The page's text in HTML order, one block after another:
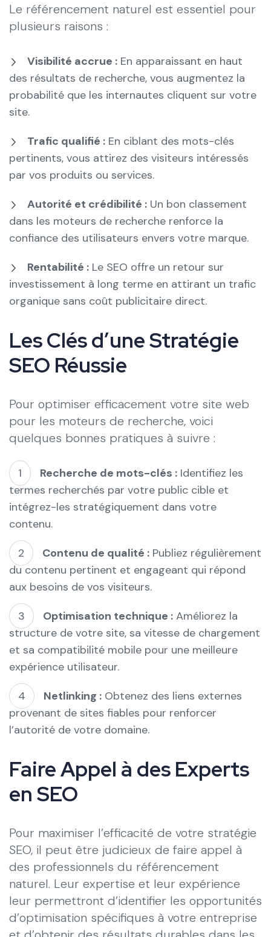
Le référencement naturel est essentiel pour
plusieurs raisons :
Visibilité accrue : En apparaissant en haut
des résultats de recherche, vous augmentez la
probabilité que les internautes cliquent sur votre
site.
Trafic qualifié : En ciblant des mots-clés
pertinents, vous attirez des visiteurs intéressés
par vos produits ou services.
Autorité et crédibilité : Un bon classement
dans les moteurs de recherche renforce la
confiance des utilisateurs envers votre marque.
Rentabilité : Le SEO offre un retour sur
investissement à long terme en attirant un trafic
organique sans coût publicitaire direct.
Les Clés d’une Stratégie
SEO Réussie
Pour optimiser efficacement votre site web
pour les moteurs de recherche, voici
quelques bonnes pratiques à suivre :
Recherche de mots-clés : Identifiez les
termes recherchés par votre public cible et
intégrez-les stratégiquement dans votre
contenu.
Contenu de qualité : Publiez régulièrement
du contenu pertinent et engageant qui répond
aux besoins de vos visiteurs.
Optimisation technique : Améliorez la
structure de votre site, sa vitesse de chargement
et sa compatibilité mobile pour une meilleure
expérience utilisateur.
Netlinking : Obtenez des liens externes
provenant de sites fiables pour renforcer
l’autorité de votre domaine.
Faire Appel à des Experts
en SEO
Pour maximiser l’efficacité de votre stratégie
SEO, il peut être judicieux de faire appel à
des professionnels du référencement
naturel. Leur expertise et leur expérience
leur permettront d’identifier les opportunités
d’optimisation spécifiques à votre entreprise